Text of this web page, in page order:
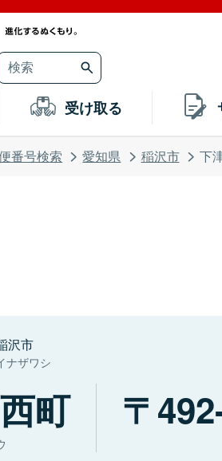
受け取る
番号検索 愛知県 稲沢市 下
沢市
ナザワシ
町